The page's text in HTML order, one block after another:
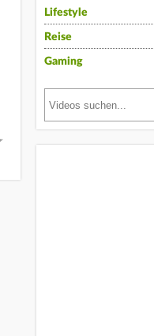
Lifestyle
Reise
Gaming